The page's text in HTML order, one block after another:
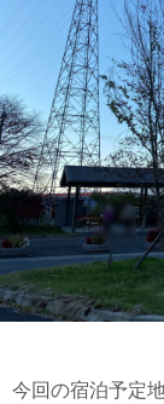
今回の宿泊予定